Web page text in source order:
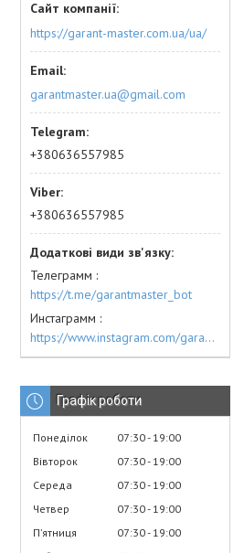
https://garant-master.com.ua/ua/
garantmaster.ua@gmail.com
+380636557985
+380636557985
Телеграмм
https://t.me/garantmaster_bot
Инстаграмм
https://www.instagram.com/garantmaster.ua/
Графік роботи
Понеділок 07:30 19:00
Вівторок
07:30 19:00
Середа
07:30 19:00
Четвер
07:30 19:00
Пʼятниця
07:30 19:00